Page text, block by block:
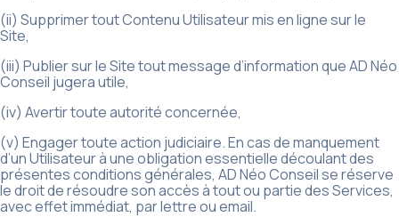
(ii) Supprimer tout Contenu Utilisateur mis en ligne sur le
Site,
(iii) Publier sur le Site tout message d’information que AD Néo
Conseil jugera utile,
(iv) Avertir toute autorité concernée,
(v) Engager toute action judiciaire. En cas de manquement
d’un Utilisateur à une obligation essentielle découlant des
présentes conditions générales, AD Néo Conseil se réserve
le droit de résoudre son accès à tout ou partie des Services,
avec effet immédiat, par lettre ou email.